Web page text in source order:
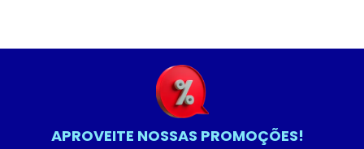
APROVEITE NOSSAS PROMOÇÕES!